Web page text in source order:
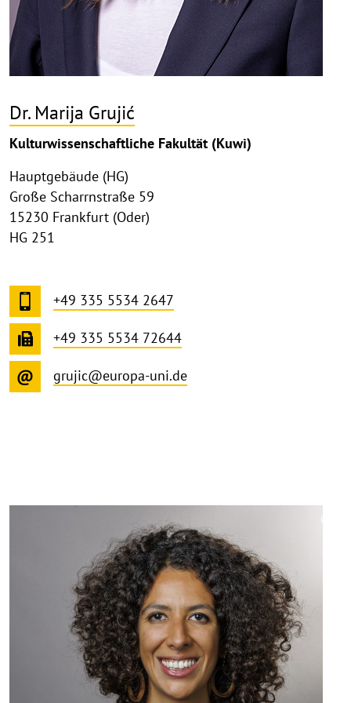
Dr. Marija Grujić
Kulturwissenschaftliche Fakultät (Kuwi)
Hauptgebäude (HG)
Große Scharrnstraße 59
15230 Frankfurt (Oder)
HG 251
+49 335 5534 2647
+49 335 5534 72644
grujic@europa-uni.de
©